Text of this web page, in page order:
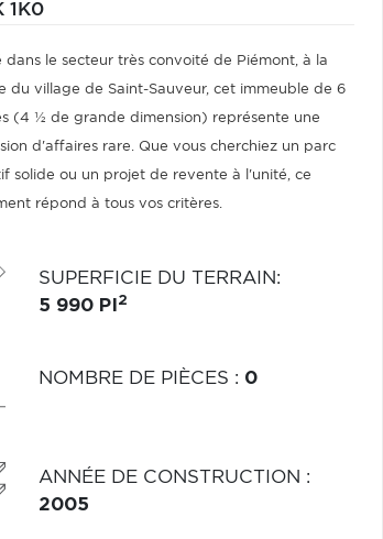
1K0
dans le secteur très convoité de Piémont, à la
du village de Saint-Sauveur, cet immeuble de 6
(4 ½ de grande dimension) représente une
d'affaires rare. Que vous cherchiez un parc
solide ou un projet de revente à l'unité, ce
répond à tous vos critères.
SUPERFICIE DU TERRAIN:
5 990 PI 2
NOMBRE DE PIÈCES : 0
ANNÉE DE CONSTRUCTION :
2005